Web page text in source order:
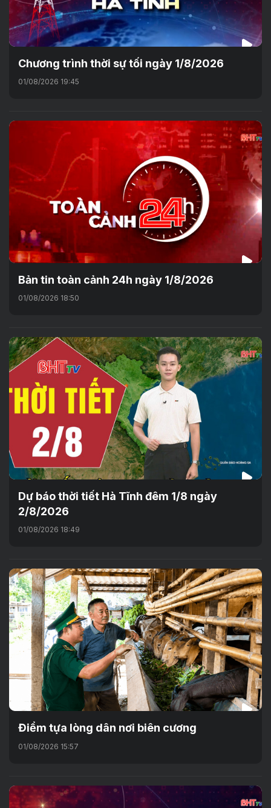
Chương trình thời sự tối ngày 1/8/2026
01/08/2026 19:45
Bản tin toàn cảnh 24h ngày 1/8/2026
01/08/2026 18:50
Dự báo thời tiết Hà Tĩnh đêm 1/8 ngày
2/8/2026
01/08/2026 18:49
Điểm tựa lòng dân nơi biên cương
01/08/2026 15:57